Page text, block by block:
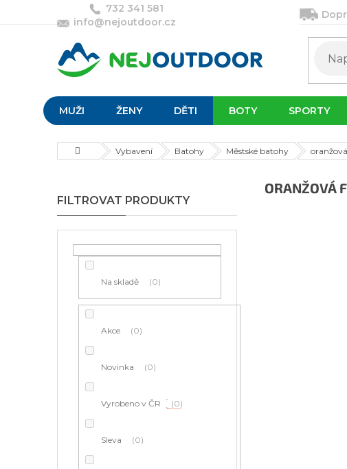
732 341 581
info@nejoutdoor.cz
MUŽI ŽENY DĚTI BOTY SPORTY
DomůVybavení Batohy Městské batohy
o
s
t
Na skladě 0
Akce 0
Novinka 0
Vyrobeno v ČR 0
Sleva 0
ORANŽOVÁ